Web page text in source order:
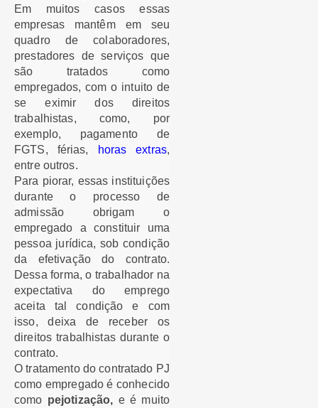
Em muitos casos essas
empresas mantêm em seu
quadro de colaboradores,
prestadores de serviços que
são tratados como
empregados, com o intuito de
se eximir dos direitos
trabalhistas, como, por
exemplo, pagamento de
FGTS, férias,
horas extras,
entre outros.
Para piorar, essas instituições
durante o processo de
admissão obrigam o
empregado a constituir uma
pessoa jurídica, sob condição
da efetivação do contrato.
Dessa forma, o trabalhador na
expectativa do emprego
aceita tal condição e com
isso, deixa de receber os
direitos trabalhistas durante o
contrato.
O tratamento do contratado PJ
como empregado é conhecido
como pejotização, e é muito